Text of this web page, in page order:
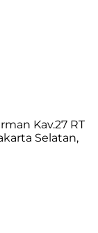
Kav.27 RT
Selatan,